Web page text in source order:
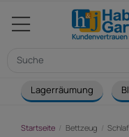
Lagerräumung
Startseite Bettzeug